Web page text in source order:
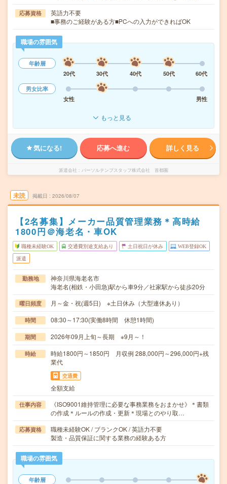
応募資格
英語力不要
■事務のご経験がある方■PCへの入力ができればOK
職場の雰囲気
年齢層
20代
30代 40代 50代
60代
男女比率
女性
男性
もっと見る
気になる! 応募へ進む 詳しく見る
派遣会社 パーソルテンプスタッフ株式会社 首都圏
未読 掲載日 2026/08/07
【2名募集】メーカー品質管理業務＊高時給
1800円＠海老名・車OK
職種未経験OK 交通費別途支給あり 土日祝日が休み WEB登録OK
派遣
勤務地
神奈川県海老名市
海老名(相鉄・小田急)駅から車9分／社家駅から徒歩20分
曜日頻度 月～金・祝(週5日) ※土日休み（大型連休あり）
時間 08:30～17:30(実働8時間 休憩1時間)
期間 2026年09月上旬～長期 ※9月～！
時給
時給1800円～1850円 月収例 288,000円～296,000円+残
業代
交通費
全額支給
仕事内容
《ISO9001維持管理に必要な事務業務をおまかせ》＊書類
の作成＊ルールの作成・更新＊現場とのやり取…
応募資格
職種未経験OK / ブランクOK / 英語力不要
製造・品質保証に関する業務の経験ある方
職場の雰囲気
年齢層